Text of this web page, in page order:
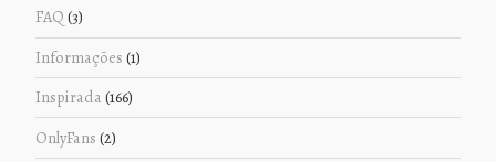
FAQ (3)
Informações (1)
Inspirada (166)
OnlyFans (2)